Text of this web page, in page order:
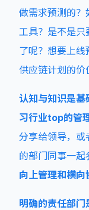
做需求预测的？
工具？是不是只
了呢？想要上
供应链计划的价
认知与知识是基
习行业top的管
分享给领导，或
的部门同事一起
向上管理和横
明确的责任部门